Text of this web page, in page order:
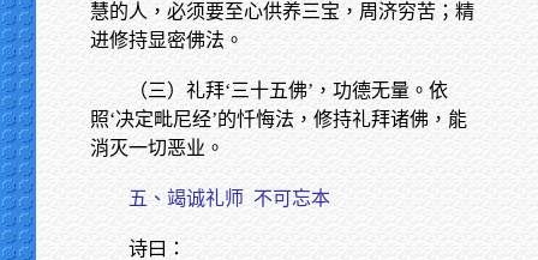
慧的人，必须要至心供养三宝，周济穷苦；精
进修持显密佛法。
（三）礼拜‘三十五佛’，功德无量。依
照‘决定毗尼经’的忏悔法，修持礼拜诸佛，能
消灭一切恶业。
五、竭诚礼师 不可忘本
诗曰：